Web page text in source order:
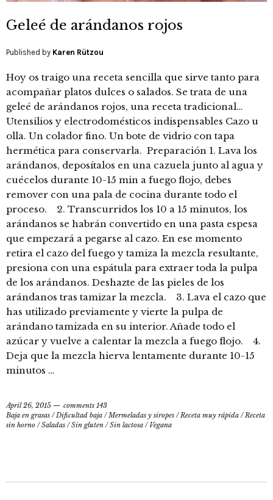
Geleé de arándanos rojos
Published by Karen Rützou
Hoy os traigo una receta sencilla que sirve tanto para
acompañar platos dulces o salados. Se trata de una
geleé de arándanos rojos, una receta tradicional…
Utensilios y electrodomésticos indispensables Cazo u
olla. Un colador fino. Un bote de vidrio con tapa
hermética para conservarla. Preparación 1. Lava los
arándanos, deposítalos en una cazuela junto al agua y
cuécelos durante 10-15 min a fuego flojo, debes
remover con una pala de cocina durante todo el
proceso. 2. Transcurridos los 10 a 15 minutos, los
arándanos se habrán convertido en una pasta espesa
que empezará a pegarse al cazo. En ese momento
retira el cazo del fuego y tamiza la mezcla resultante,
presiona con una espátula para extraer toda la pulpa
de los arándanos. Deshazte de las pieles de los
arándanos tras tamizar la mezcla. 3. Lava el cazo que
has utilizado previamente y vierte la pulpa de
arándano tamizada en su interior. Añade todo el
azúcar y vuelve a calentar la mezcla a fuego flojo. 4.
Deja que la mezcla hierva lentamente durante 10-15
minutos …
April 26, 2015
comments 143
Baja en grasas /Dificultad baja /Mermeladas y siropes /Receta muy rápida /Receta
sin horno /Saladas /Sin gluten /Sin lactosa / Vegana